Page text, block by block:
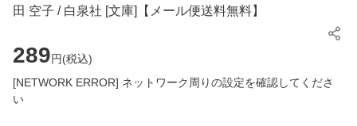
田 空子 / 白泉社 [文庫]【メール便送料無料】
289円(税込)
[NETWORK ERROR] ネットワーク周りの設定を確認してくださ
い